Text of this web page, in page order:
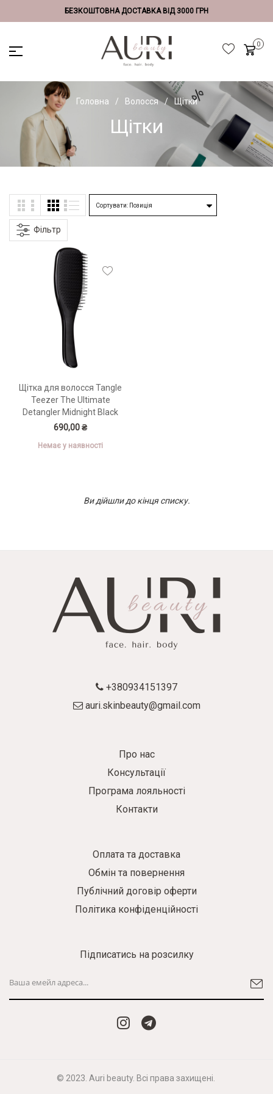
БЕЗКОШТОВНА ДОСТАВКА ВІД 3000 ГРН
Головна Волосся Щітки
Щітки
Фільтр
Щітка для волосся Tangle
Teezer The Ultimate
Detangler Midnight Black
690,00 ₴
Немає у наявності
Ви дійшли до кінця списку.
+380934151397
auri.skinbeauty@gmail.com
Про нас
Консультації
Програма лояльності
Контакти
Оплата та доставка
Обмін та повернення
Публічний договір оферти
Політика конфіденційності
Підписатись на розсилку
© 2023. Auri beauty. Всі права захищені.